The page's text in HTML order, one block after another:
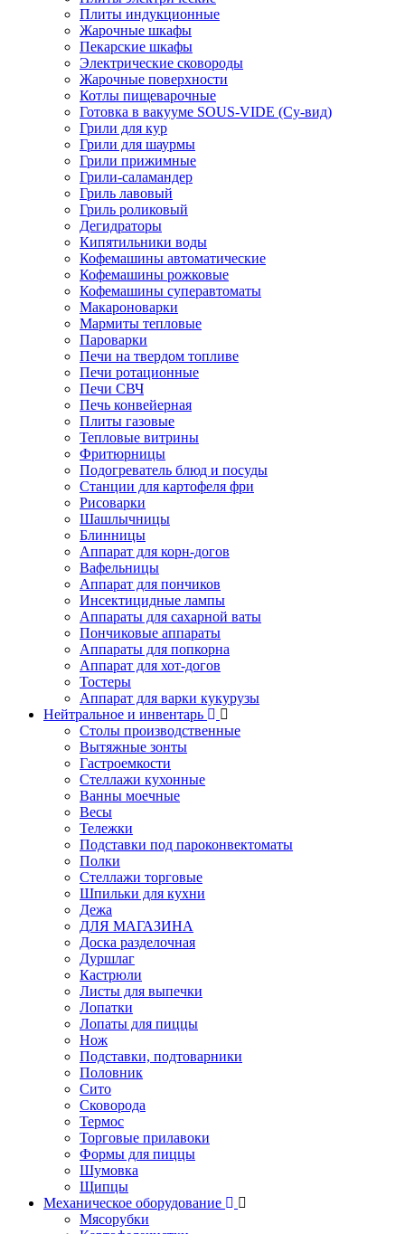
Плиты индукционные
Жарочные шкафы
Пекарские шкафы
Электрические сковороды
Жарочные поверхности
Котлы пищеварочные
Готовка в вакууме SOUS-VIDE (Су-вид)
Грили для кур
Грили для шаурмы
Грили прижимные
Грили-саламандер
Гриль лавовый
Гриль роликовый
Дегидраторы
Кипятильники воды
Кофемашины автоматические
Кофемашины рожковые
Кофемашины суперавтоматы
Макароноварки
Мармиты тепловые
Пароварки
Печи на твердом топливе
Печи ротационные
Печи СВЧ
Печь конвейерная
Плиты газовые
Тепловые витрины
Фритюрницы
Подогреватель блюд и посуды
Станции для картофеля фри
Рисоварки
Шашлычницы
Блинницы
Аппарат для корн-догов
Вафельницы
Аппарат для пончиков
Инсектицидные лампы
Аппараты для сахарной ваты
Пончиковые аппараты
Аппараты для попкорна
Аппарат для хот-догов
Тостеры
Аппарат для варки кукурузы
Нейтральное и инвентарь
Столы производственные
Вытяжные зонты
Гастроемкости
Стеллажи кухонные
Ванны моечные
Весы
Тележки
Подставки под пароконвектоматы
Полки
Стеллажи торговые
Шпильки для кухни
Дежа
ДЛЯ МАГАЗИНА
Доска разделочная
Дуршлаг
Кастрюли
Листы для выпечки
Лопатки
Лопаты для пиццы
Нож
Подставки, подтоварники
Половник
Сито
Сковорода
Термос
Торговые прилавоки
Формы для пиццы
Шумовка
Щипцы
Механическое оборудование
Мясорубки